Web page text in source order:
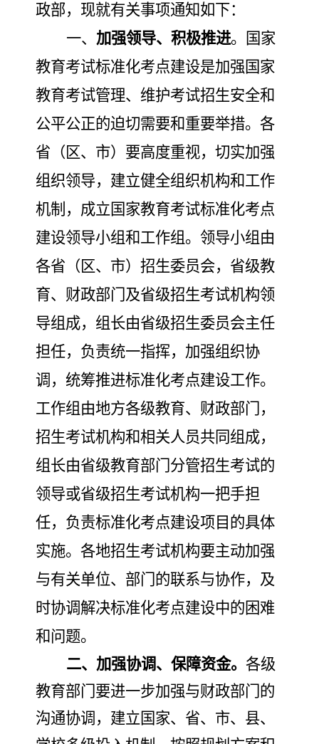
政部， 现就有关事项通知如下：
一、 加强领导、积极推进。
国家
教育考试标准化考点建设是加强国家
教育考试管理、维护考试招生安全和
公平公正的迫切需要和重要举措。 各
省（区、市）要高度重视，切实加强
组织领导，建立健全组织机构和工作
机制，成立国家教育考试标准化考点
建设领导小组和工作组。 领导小组由
各省 （区、市） 招生委员会，省级教
育、财政部门及省级招生考试机构领
导组成，组长由省级招生委员会主任
担任， 负责统一指挥，加强组织协
调，统筹推进标准化考点建设工作。
工作组由地方各级教育、财政部门，
招生考试机构和相关人员共同组成，
组长由省级教育部门分管招生考试的
领导或省级招生考试机构一把手担
任，负责标准化考点建设项目的具体
实施。 各地招生考试机构要主动加强
与有关单位、部门的联系与协作，及
时协调解决标准化考点建设中的困难
和问题。
二、加强协调、保障资金。 各级
教育部门要进一步加强与财政部门的
沟通协调， 建立国家、省、市、县、